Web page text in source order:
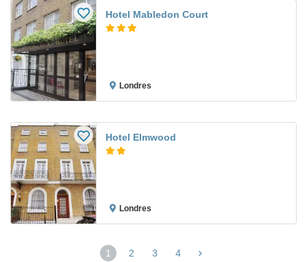
Hotel Mabledon Court
Londres
Hotel Elmwood
Londres
1
(página
2 3 4